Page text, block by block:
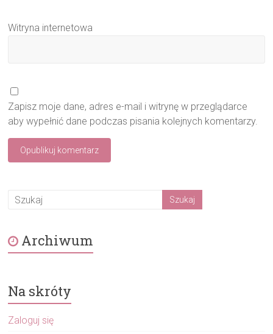
Witryna internetowa
Zapisz moje dane, adres e-mail i witrynę w przeglądarce
aby wypełnić dane podczas pisania kolejnych komentarzy.
Archiwum
Na skróty
Zaloguj się